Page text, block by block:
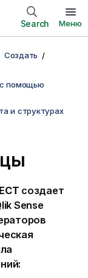
Search Меню
Создать
с помощью
и структурах
создает
Sense